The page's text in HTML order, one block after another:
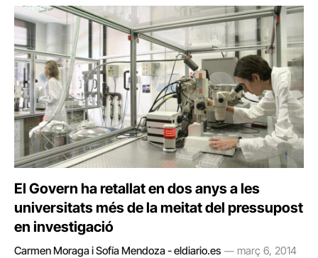
El Govern ha retallat en dos anys a les
universitats més de la meitat del pressupost
en investigació
Carmen Moraga i Sofía Mendoza - eldiario.es març 6, 2014